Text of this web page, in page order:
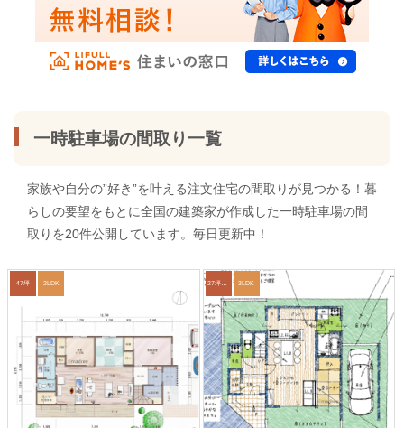
一時駐車場の間取り一覧
家族や自分の”好き”を叶える注文住宅の間取りが見つかる！暮
らしの要望をもとに全国の建築家が作成した一時駐車場の間
取りを20件公開しています。毎日更新中！
47坪 2LDK 27坪〜30坪 3LDK